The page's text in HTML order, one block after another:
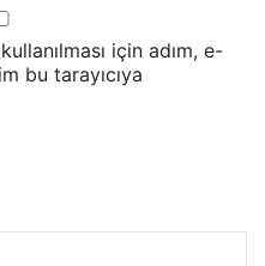
için adım, e-
bu tarayıcıya